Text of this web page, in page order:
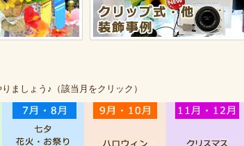
ましょう♪（該当月をクリック）